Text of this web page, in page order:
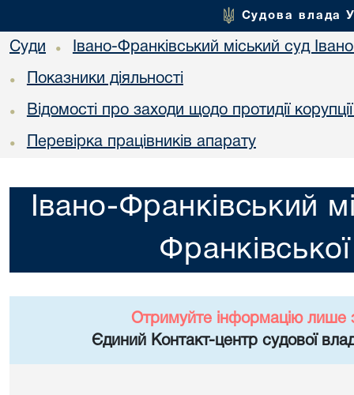
Судова влада
Суди • Івано-Франківський міський суд
• Показники діяльності
• Відомості про заходи щодо протидії
• Перевірка працівників апарату
Івано-Франківський
Отримуйте інформацію лише
Єдиний Контакт-центр судової